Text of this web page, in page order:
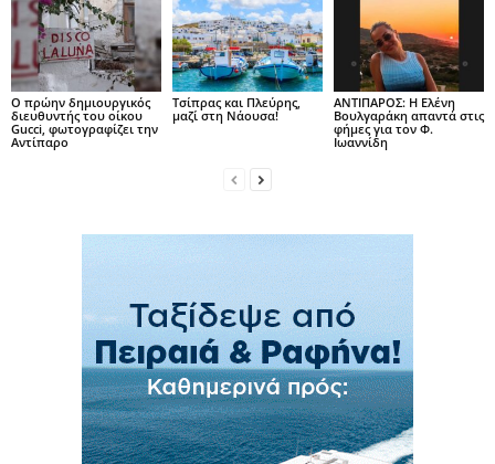
Ο πρώην δημιουργικός
διευθυντής του οίκου
Gucci, φωτογραφίζει την
Αντίπαρο
Τσίπρας και Πλεύρης,
μαζί στη Νάουσα!
ΑΝΤΙΠΑΡΟΣ: Η Ελένη
Βουλγαράκη απαντά στις
φήμες για τον Φ.
Ιωαννίδη